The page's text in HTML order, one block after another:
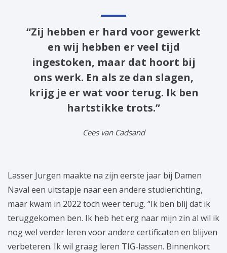
“Zij hebben er hard voor gewerkt
en wij hebben er veel tijd
ingestoken, maar dat hoort bij
ons werk. En als ze dan slagen,
krijg je er wat voor terug. Ik ben
hartstikke trots.”
Cees van Cadsand
Lasser Jurgen maakte na zijn eerste jaar bij Damen
Naval een uitstapje naar een andere studierichting,
maar kwam in 2022 toch weer terug. “Ik ben blij dat ik
teruggekomen ben. Ik heb het erg naar mijn zin al wil ik
nog wel verder leren voor andere certificaten en blijven
verbeteren. Ik wil graag leren TIG-lassen. Binnenkort